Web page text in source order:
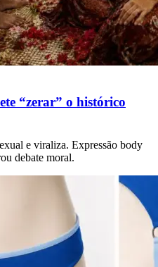
“zerar” o histórico
e viraliza. Expressão body
debate moral.